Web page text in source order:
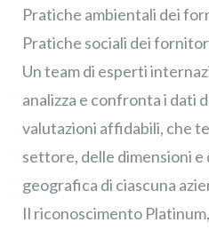
Pratiche ambientali dei
Pratiche sociali dei
Un team di esperti
analizza e confronta i dati
valutazioni affidabili, che
settore, delle dimensioni e
geografica di ciascuna
Il riconoscimento